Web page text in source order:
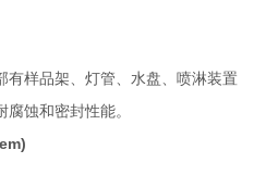
有样品架、灯管、水盘、喷淋装置
蚀和密封性能。